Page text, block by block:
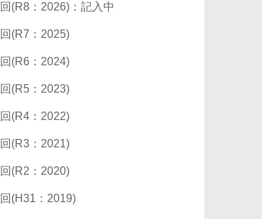
(R8：2026)：記入中
(R7：2025)
(R6：2024)
(R5：2023)
(R4：2022)
(R3：2021)
(R2：2020)
(H31：2019)